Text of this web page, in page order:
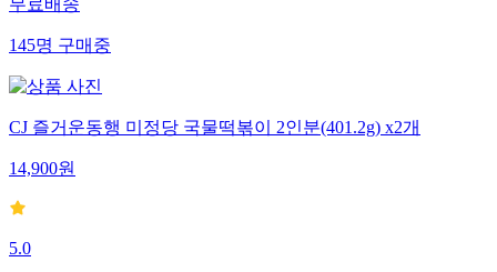
무료배송
145명구매중
CJ 즐거운동행 미정당 국물떡볶이 2인분(401.2g) x2개
14,900원
5.0